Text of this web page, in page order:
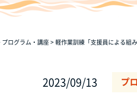
プログラム・講座>軽作業訓練「支援員による組み
2023/09/13 プ